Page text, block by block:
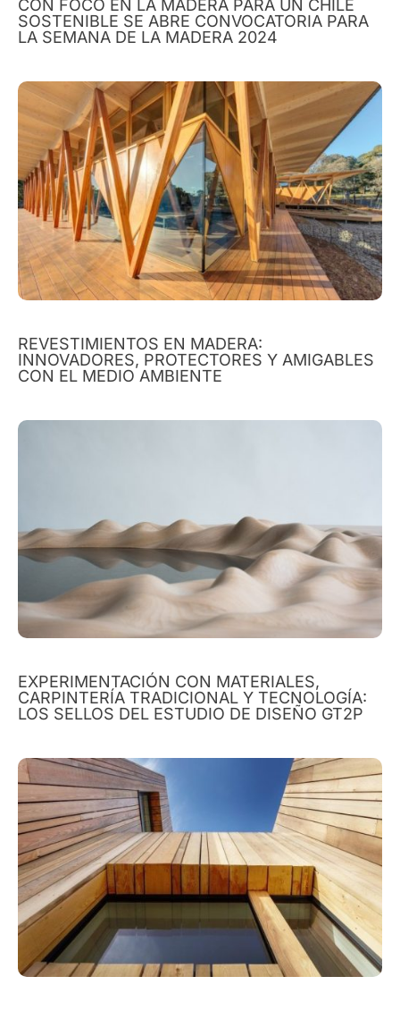
CON FOCO EN LA MADERA PARA UN CHILE
SOSTENIBLE SE ABRE CONVOCATORIA PARA
LA SEMANA DE LA MADERA 2024
REVESTIMIENTOS EN MADERA:
INNOVADORES, PROTECTORES Y AMIGABLES
CON EL MEDIO AMBIENTE
EXPERIMENTACIÓN CON MATERIALES,
CARPINTERÍA TRADICIONAL Y TECNOLOGÍA:
LOS SELLOS DEL ESTUDIO DE DISEÑO GT2P